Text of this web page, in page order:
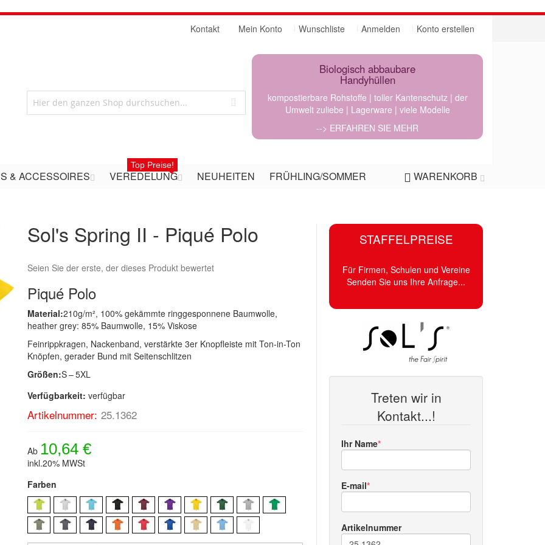
Mein Konto Wunschliste Anmelden Konto erstellen
Kontakt
Biologisch abbaubare
Handyhüllen
kompostierbare Rohstoffe | toller Kantenschutz | der
Umwelt zuliebe | Lagerware | viele Modelle
--> ERFAHREN SIE MEHR
WARENKORB
& ACCESSOIRES VEREDELUNG
Top Preise!
NEUHEITEN FRÜHLING/SOMMER
Sol's Spring II - Piqué Polo
Seien Sie der erste, der dieses Produkt bewertet
Piqué Polo
Material:210g/m², 100% gekämmte ringgesponnene Baumwolle,
heather grey: 85% Baumwolle, 15% Viskose
Feinrippkragen, Nackenband, verstärkte 3er Knopfleiste mit Ton-in-Ton
Knöpfen, gerader Bund mit Seitenschlitzen
Größen:S – 5XL
Verfügbarkeit: verfügbar
Artikelnummer: 25.1362
Ab 10,64 €
inkl.20% MWSt
Farben
STAFFELPREISE
Für Firmen, Schulen und Vereine
Senden Sie uns Ihre Anfrage...
Treten wir in
Kontakt...!
Ihr Name
E-mail
Artikelnummer